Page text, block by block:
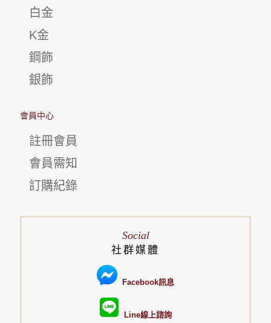
白金
K金
鋼飾
銀飾
會員中心
註冊會員
會員需知
訂購紀錄
Social
社群媒體
Facebook訊息
Line線上諮詢